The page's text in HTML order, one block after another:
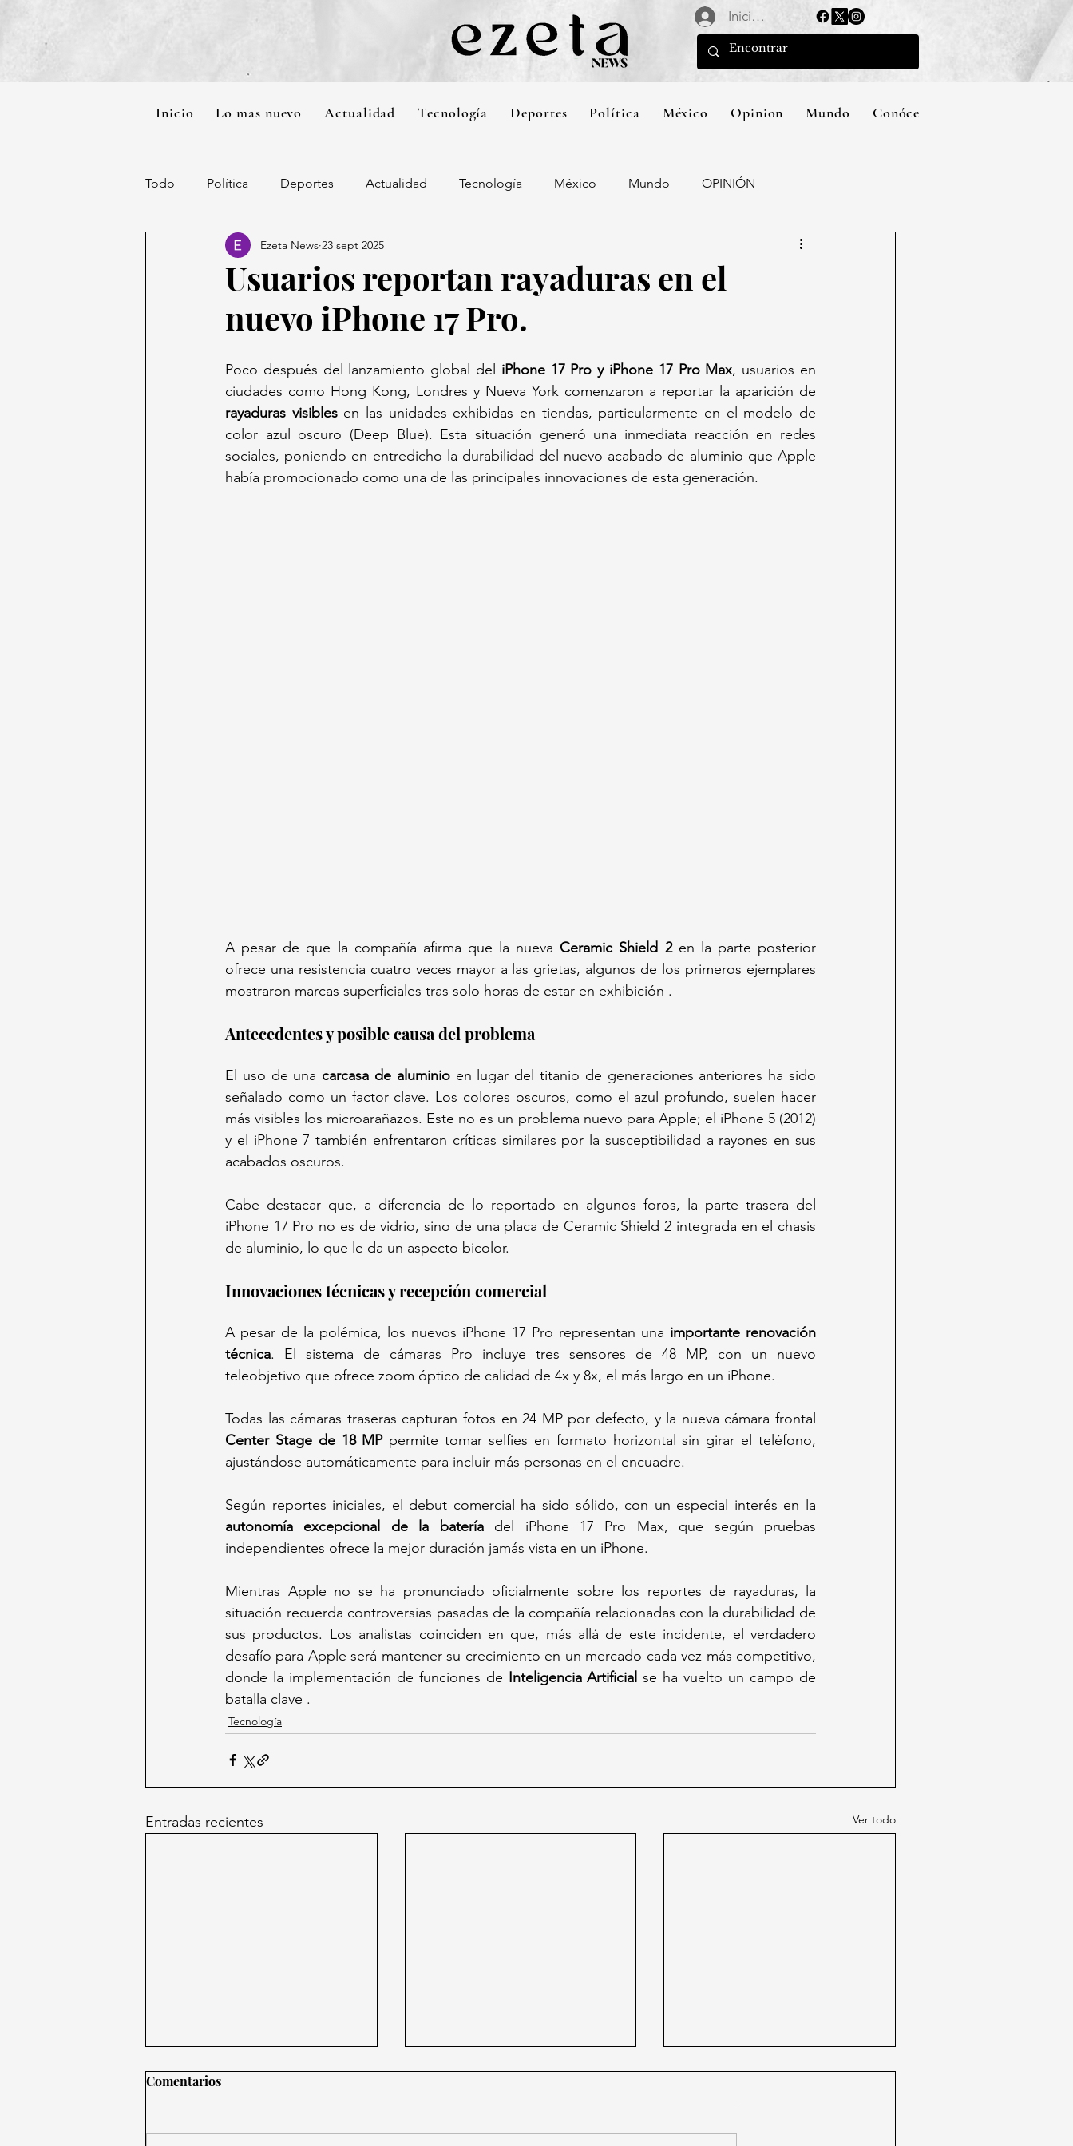
Iniciar sesión
Inicio Lo mas nuevo Actualidad Tecnología Deportes Política México Opinion Mundo Conócenos
Todo Política Deportes Actualidad Tecnología México Mundo OPINIÓN
Usuarios reportan rayaduras en el
nuevo iPhone 17 Pro.
Ezeta News 23 sept 2025
Poco después del lanzamiento global del iPhone 17 Pro y iPhone 17 Pro Max, usuarios en
rayaduras visibles en las unidades exhibidas en tiendas, particularmente en el modelo de
color azul oscuro (Deep Blue). Esta situación generó una inmediata reacción en redes
sociales, poniendo en entredicho la durabilidad del nuevo acabado de aluminio que Apple
había promocionado como una de las principales innovaciones de esta generación.
A pesar de que la compañía afirma que la nueva Ceramic Shield 2 en la parte posterior
ofrece una resistencia cuatro veces mayor a las grietas, algunos de los primeros ejemplares
mostraron marcas superficiales tras solo horas de estar en exhibición .
Antecedentes y posible causa del problema
El uso de una carcasa de aluminio en lugar del titanio de generaciones anteriores ha sido
señalado como un factor clave. Los colores oscuros, como el azul profundo, suelen hacer
más visibles los microarañazos. Este no es un problema nuevo para Apple; el iPhone 5 (2012)
y el iPhone 7 también enfrentaron críticas similares por la susceptibilidad a rayones en sus
acabados oscuros.
Cabe destacar que, a diferencia de lo reportado en algunos foros, la parte trasera del
iPhone 17 Pro no es de vidrio, sino de una placa de Ceramic Shield 2 integrada en el chasis
de aluminio, lo que le da un aspecto bicolor.
Innovaciones técnicas y recepción comercial
A pesar de la polémica, los nuevos iPhone 17 Pro representan una importante renovación
técnica. El sistema de cámaras Pro incluye tres sensores de 48 MP, con un nuevo
teleobjetivo que ofrece zoom óptico de calidad de 4x y 8x, el más largo en un iPhone.
Center Stage de 18 MP permite tomar selfies en formato horizontal sin girar el teléfono,
ajustándose automáticamente para incluir más personas en el encuadre.
autonomía excepcional de la batería del iPhone 17 Pro Max, que según pruebas
independientes ofrece la mejor duración jamás vista en un iPhone.
Mientras Apple no se ha pronunciado oficialmente sobre los reportes de rayaduras, la
situación recuerda controversias pasadas de la compañía relacionadas con la durabilidad de
sus productos. Los analistas coinciden en que, más allá de este incidente, el verdadero
desafío para Apple será mantener su crecimiento en un mercado cada vez más competitivo,
donde la implementación de funciones de Inteligencia Artificial se ha vuelto un campo de
batalla clave .
Tecnología
Entradas recientes Ver todo
Comentarios